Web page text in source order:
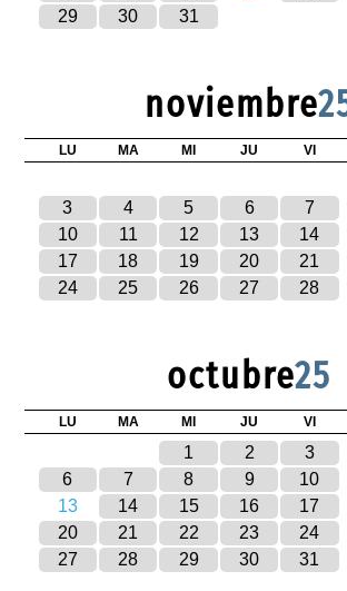
29
30 31
noviembre
LU MA MI JU VI
3
4 5 6 7
10
11 12 13 14
17
18 19 20 21
24
25 26 27 28
octubre25
LU MA MI JU VI
1 2 3
6
7 8 9 10
13
14 15 16 17
20
21 22 23 24
27
28 29 30 31